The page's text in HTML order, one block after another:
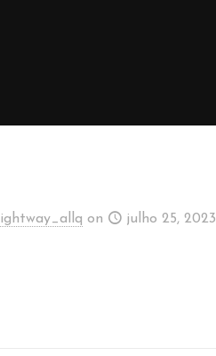
lightway_allq on julho 25, 2023